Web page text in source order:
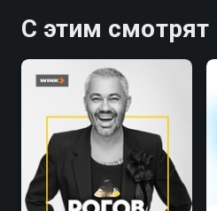
С этим смотрят